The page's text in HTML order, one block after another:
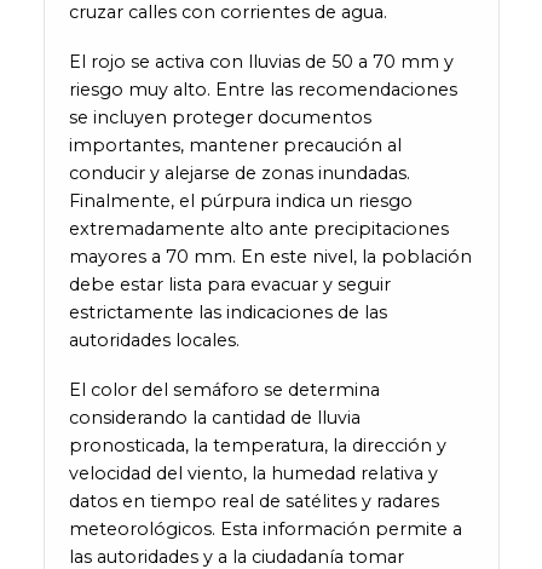
cruzar calles con corrientes de agua.
El rojo se activa con lluvias de 50 a 70 mm y
riesgo muy alto. Entre las recomendaciones
se incluyen proteger documentos
importantes, mantener precaución al
conducir y alejarse de zonas inundadas.
Finalmente, el púrpura indica un riesgo
extremadamente alto ante precipitaciones
mayores a 70 mm. En este nivel, la población
debe estar lista para evacuar y seguir
estrictamente las indicaciones de las
autoridades locales.
El color del semáforo se determina
considerando la cantidad de lluvia
pronosticada, la temperatura, la dirección y
velocidad del viento, la humedad relativa y
datos en tiempo real de satélites y radares
meteorológicos. Esta información permite a
las autoridades y a la ciudadanía tomar